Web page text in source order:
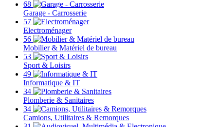
68
Garage - Carrosserie
57
Electroménager
56
Mobilier & Matériel de bureau
53
Sport & Loisirs
49
Informatique & IT
34
Plomberie & Sanitaires
34
Camions, Utilitaires & Remorques